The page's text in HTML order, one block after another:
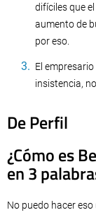
difíciles que
aumento de
por eso.
El
insistencia,
De Perfil
¿Cómo es
en 3
No puedo hacer